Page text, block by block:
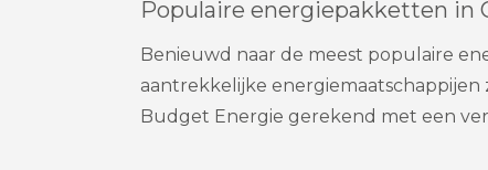
Populaire energiepakketten in
Benieuwd naar de meest populaire
aantrekkelijke energiemaatschappijen
Budget Energie gerekend met een